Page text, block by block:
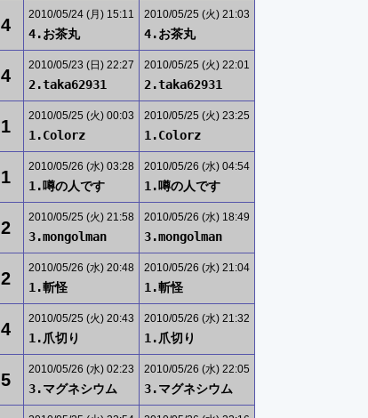
4
2010/05/24 (月) 15:11
4.お茶丸
2010/05/25 (火) 21:03
4.お茶丸
4
2010/05/23 (日) 22:27
2.taka62931
2010/05/25 (火) 22:01
2.taka62931
1
2010/05/25 (火) 00:03
1.Colorz
2010/05/25 (火) 23:25
1.Colorz
1
2010/05/26 (水) 03:28
1.噂の人です
2010/05/26 (水) 04:54
1.噂の人です
2
2010/05/25 (火) 21:58
3.mongolman
2010/05/26 (水) 18:49
3.mongolman
2
2010/05/26 (水) 20:48
1.斬怪
2010/05/26 (水) 21:04
1.斬怪
4
2010/05/25 (火) 20:43
1.爪切り
2010/05/26 (水) 21:32
1.爪切り
5
2010/05/26 (水) 02:23
3.マグネシウム
2010/05/26 (水) 22:05
3.マグネシウム